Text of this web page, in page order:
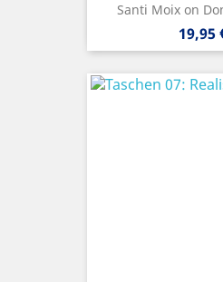
Santi Moix on
Precio
19,95